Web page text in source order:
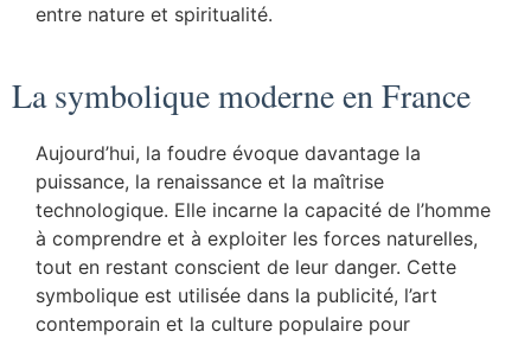
entre nature et spiritualité.
La symbolique moderne en France
Aujourd’hui, la foudre évoque davantage la
puissance, la renaissance et la maîtrise
technologique. Elle incarne la capacité de l’homme
à comprendre et à exploiter les forces naturelles,
tout en restant conscient de leur danger. Cette
symbolique est utilisée dans la publicité, l’art
contemporain et la culture populaire pour